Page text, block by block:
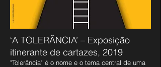
‘A TOLERÃNCIA’ – Exposição
itinerante de cartazes, 2019
"Tolerância" é o nome e o tema central de uma